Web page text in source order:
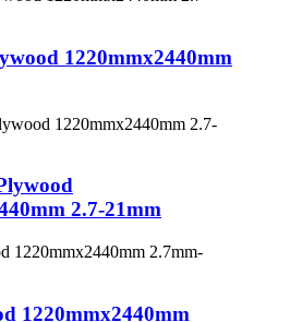
1220mmx2440mm
2.7-21mm
1220mmx2440mm